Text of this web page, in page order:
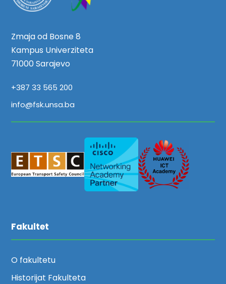
Zmaja od Bosne 8
Kampus Univerziteta
71000 Sarajevo
+387 33 565 200
info@fsk.unsa.ba
Fakultet
O fakultetu
Historijat Fakulteta